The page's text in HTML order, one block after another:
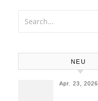
NEU
Apr. 23, 2026